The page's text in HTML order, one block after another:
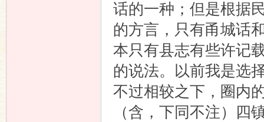
话的一种；但是根据
的方言，只有甬城话
本只有县志有些许记
的说法。以前我是选
不过相较之下，圈内
（含，下同不注）